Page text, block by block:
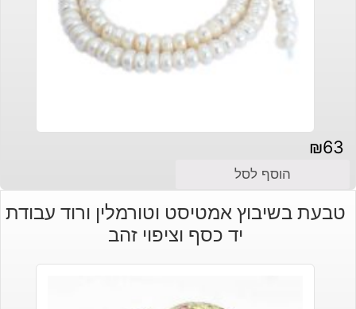
₪63
הוסף לסל
טבעת בשיבוץ אמטיסט וטורמלין ורוד עבודת
יד כסף וציפוי זהב